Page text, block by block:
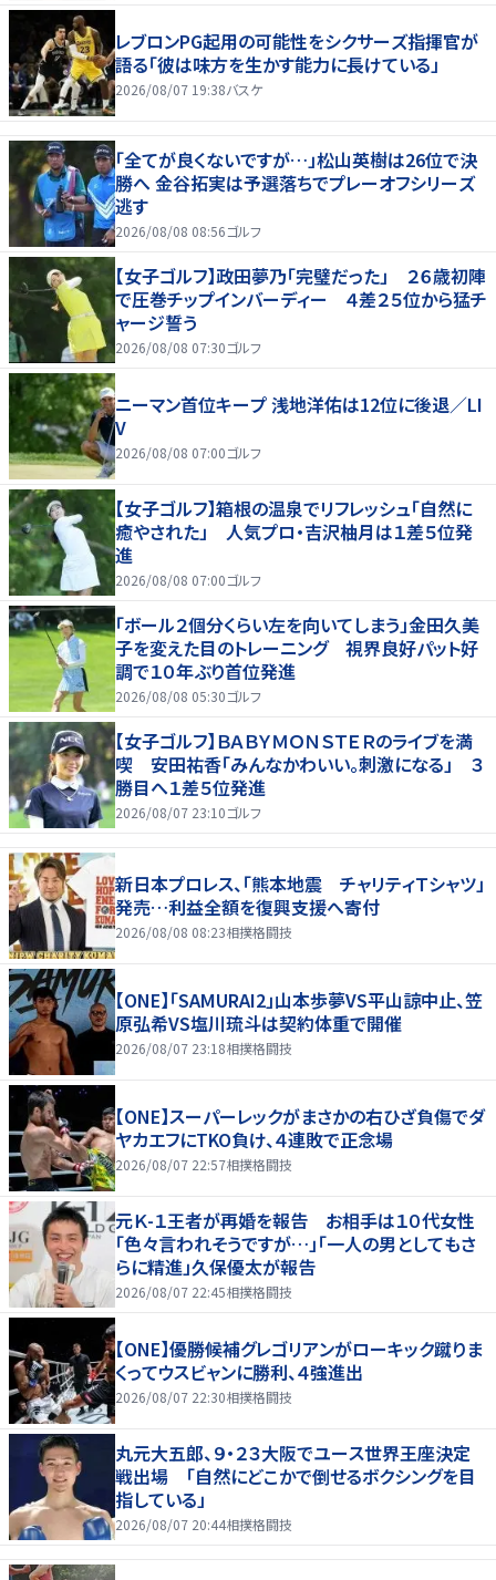
レブロンPG起用の可能性をシクサーズ指揮官が
語る「彼は味方を生かす能力に長けている」
2026/08/07 19:38バスケ
「全てが良くないですが…」松山英樹は26位で決
勝へ 金谷拓実は予選落ちでプレーオフシリーズ
逃す
2026/08/08 08:56ゴルフ
【女子ゴルフ】政田夢乃「完璧だった」 ２６歳初陣
で圧巻チップインバーディー ４差２５位から猛チ
ャージ誓う
2026/08/08 07:30ゴルフ
ニーマン首位キープ 浅地洋佑は12位に後退／LI
V
2026/08/08 07:00ゴルフ
【女子ゴルフ】箱根の温泉でリフレッシュ「自然に
癒やされた」 人気プロ・吉沢柚月は１差５位発
進
2026/08/08 07:00ゴルフ
「ボール２個分くらい左を向いてしまう」金田久美
子を変えた目のトレーニング 視界良好パット好
調で１０年ぶり首位発進
2026/08/08 05:30ゴルフ
【女子ゴルフ】ＢＡＢＹＭＯＮＳＴＥＲのライブを満
喫 安田祐香「みんなかわいい。刺激になる」 ３
勝目へ１差５位発進
2026/08/07 23:10ゴルフ
新日本プロレス、「熊本地震 チャリティＴシャツ」
発売…利益全額を復興支援へ寄付
2026/08/08 08:23相撲格闘技
【ONE】「SAMURAI2」山本歩夢VS平山諒中止、笠
原弘希VS塩川琉斗は契約体重で開催
2026/08/07 23:18相撲格闘技
【ONE】スーパーレックがまさかの右ひざ負傷でダ
ヤカエフにTKO負け、４連敗で正念場
2026/08/07 22:57相撲格闘技
元Ｋ-１王者が再婚を報告 お相手は１０代女性
「色々言われそうですが…」「一人の男としてもさ
らに精進」久保優太が報告
2026/08/07 22:45相撲格闘技
【ONE】優勝候補グレゴリアンがローキック蹴りま
くってウスビャンに勝利、４強進出
2026/08/07 22:30相撲格闘技
丸元大五郎、９・２３大阪でユース世界王座決定
戦出場 「自然にどこかで倒せるボクシングを目
指している」
2026/08/07 20:44相撲格闘技